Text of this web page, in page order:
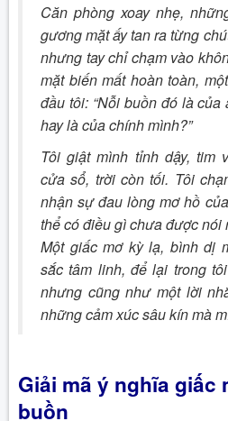
Căn phòng xoay nhẹ,
gương mặt ấy tan ra từng
nhưng tay chỉ chạm vào
mặt biến mất hoàn toàn,
đầu tôi: “Nỗi buồn đó là
hay là của chính mình?”
Tôi giật mình tỉnh dậy, tim
cửa sổ, trời còn tối. Tôi
nhận sự đau lòng mơ hồ
thể có điều gì chưa được nói
Một giấc mơ kỳ lạ, bình dị
sắc tâm linh, để lại trong
nhưng cũng như một lời
những cảm xúc sâu kín mà
Giải mã ý nghĩa giấc
buồn